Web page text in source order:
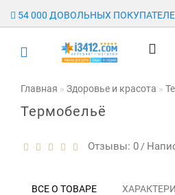
54 000 ДОВОЛЬНЫХ
Главная Здоровье и красота
Термобельё
Отзывы: 0 /
ВСЕ О ТОВАРЕ